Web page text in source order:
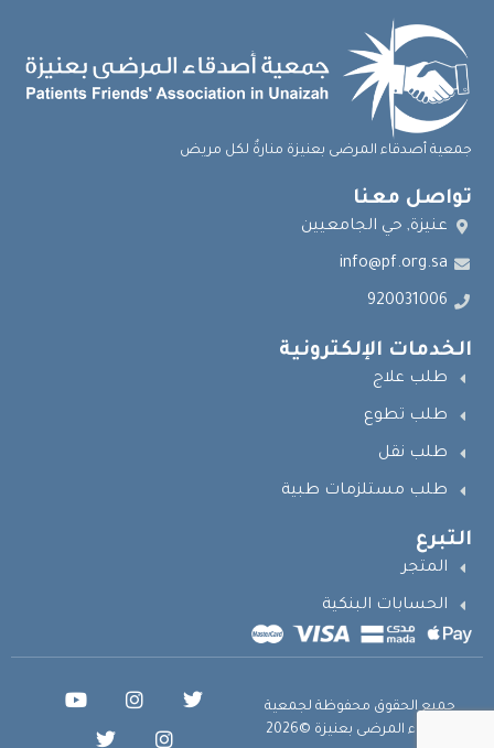
التبرع
المتجر
الحسابات البنكية
الخدمات الإلكترونية
طلب علاج
طلب تطوع
طلب نقل
طلب مستلزمات طبية
تواصل معنا
عنيزة, حي الجامعيين
info@pf.org.sa
920031006
جمعية أصدقاء المرضى بعنيزة منارةٌ لكل مريض
جميع الحقوق محفوظة لجمعية
أصدقاء المرضى بعنيزة ©2026